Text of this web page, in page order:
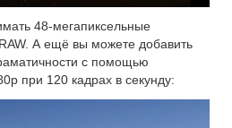
48-мегапиксельные
А ещё вы можете добавить
с помощью
при 120 кадрах в секунду: